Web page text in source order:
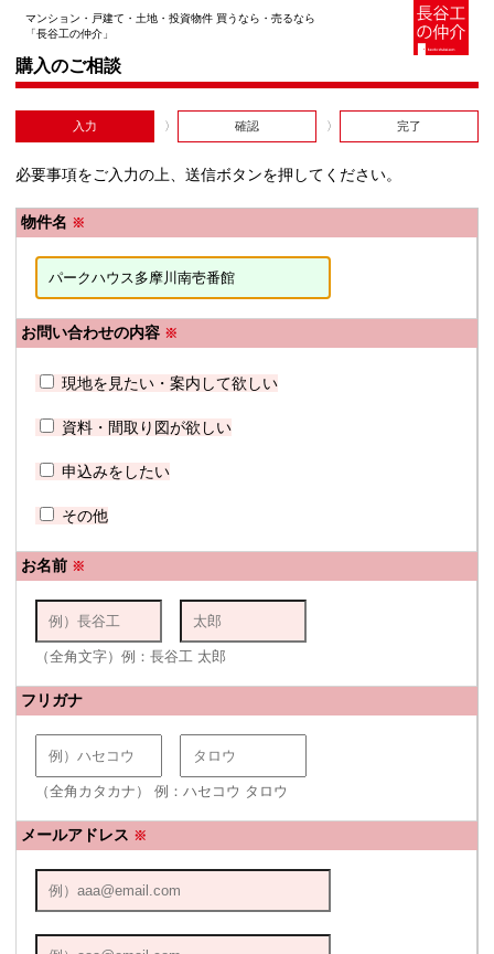
マンション・戸建て・土地・投資物件 買うなら・売るなら
「長谷工の仲介」
購入のご相談
入力 確認 完了
必要事項をご入力の上、送信ボタンを押してください。
物件名 ※
お問い合わせの内容 ※
現地を見たい・案内して欲しい
資料・間取り図が欲しい
申込みをしたい
その他
お名前 ※
（全角文字）例：長谷工 太郎
フリガナ
（全角カタカナ） 例：ハセコウ タロウ
メールアドレス ※